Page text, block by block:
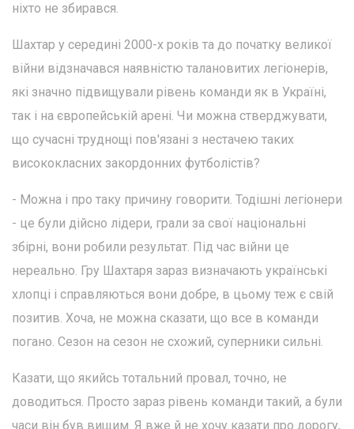
ніхто не збирався.
Шахтар у середині 2000-х років та до початку великої
війни відзначався наявністю талановитих легіонерів,
які значно підвищували рівень команди як в Україні,
так і на європейській арені. Чи можна стверджувати,
що сучасні труднощі пов'язані з нестачею таких
висококласних закордонних футболістів?
- Можна і про таку причину говорити. Тодішні легіонери
- це були дійсно лідери, грали за свої національні
збірні, вони робили результат. Під час війни це
нереально. Гру Шахтаря зараз визначають українські
хлопці і справляються вони добре, в цьому теж є свій
позитив. Хоча, не можна сказати, що все в команди
погано. Сезон на сезон не схожий, суперники сильні.
Казати, що якийсь тотальний провал, точно, не
доводиться. Просто зараз рівень команди такий, а були
часи він був вищим. Я вже й не хочу казати про дорогу,